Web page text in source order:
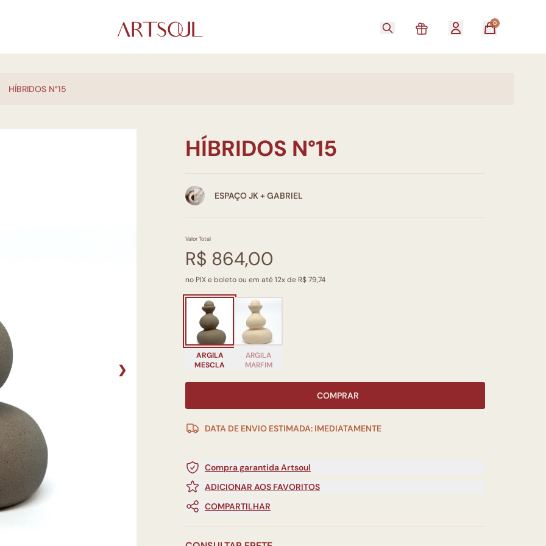
0
HÍBRIDOS N°15
❯
HÍBRIDOS N°15
ESPAÇO JK + GABRIEL
Valor Total
R$ 864,00
no PIX e boleto ou em até 12x de R$ 79,74
ARGILA
MESCLA
ARGILA
MARFIM
COMPRAR
DATA DE ENVIO ESTIMADA: IMEDIATAMENTE
Compra garantida Artsoul
ADICIONAR AOS FAVORITOS
COMPARTILHAR